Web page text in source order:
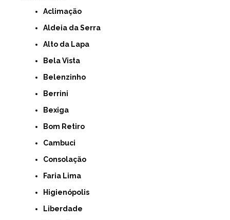
Aclimação
Aldeia da Serra
Alto da Lapa
Bela Vista
Belenzinho
Berrini
Bexiga
Bom Retiro
Cambuci
Consolação
Faria Lima
Higienópolis
Liberdade